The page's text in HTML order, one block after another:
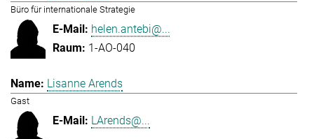
Büro für internationale Strategie
helen.antebi@...
1-AO-040
Lisanne Arends
Gast
LArends@...